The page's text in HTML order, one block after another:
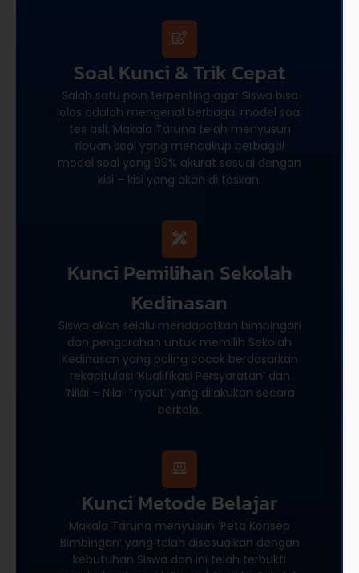
Soal Kunci & Trik Cepat
Salah satu poin terpenting agar Siswa bisa
lolos adalah mengenal berbagai model soal
tes asli. Makala Taruna telah menyusun
ribuan soal yang mencakup berbagai
model soal yang 99% akurat sesuai dengan
kisi – kisi yang akan di teskan.
Kunci Pemilihan Sekolah
Kedinasan
Siswa akan selalu mendapatkan bimbingan
dan pengarahan untuk memilih Sekolah
Kedinasan yang paling cocok berdasarkan
rekapitulasi ‘Kualifikasi Persyaratan’ dan
‘Nilai – Nilai Tryout’ yang dilakukan secara
berkala.
Kunci Metode Belajar
Makala Taruna menyusun ‘Peta Konsep
Bimbingan’ yang telah disesuaikan dengan
kebutuhan Siswa dan ini telah terbukti